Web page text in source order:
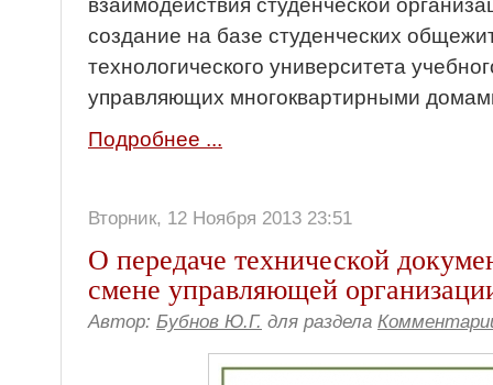
взаимодействия студенческой
создание на базе студенческих
технологического университета
управляющих многоквартирными
Подробнее ...
Вторник, 12 Ноября 2013 23:51
О передаче технической
смене управляющей
Автор: Бубнов Ю.Г. для раздела